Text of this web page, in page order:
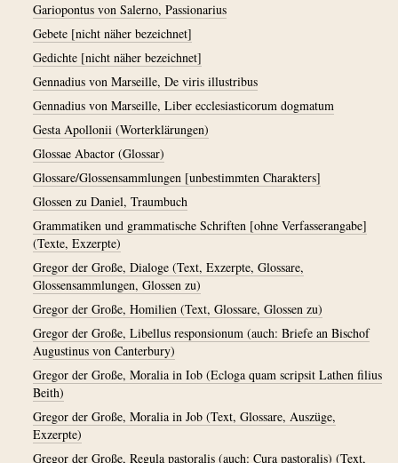
Gariopontus von Salerno, Passionarius
Gebete [nicht näher bezeichnet]
Gedichte [nicht näher bezeichnet]
Gennadius von Marseille, De viris illustribus
Gennadius von Marseille, Liber ecclesiasticorum dogmatum
Gesta Apollonii (Worterklärungen)
Glossae Abactor (Glossar)
Glossare/Glossensammlungen [unbestimmten Charakters]
Glossen zu Daniel, Traumbuch
Grammatiken und grammatische Schriften [ohne Verfasserangabe]
(Texte, Exzerpte)
Gregor der Große, Dialoge (Text, Exzerpte, Glossare,
Glossensammlungen, Glossen zu)
Gregor der Große, Homilien (Text, Glossare, Glossen zu)
Gregor der Große, Libellus responsionum (auch: Briefe an Bischof
Augustinus von Canterbury)
Gregor der Große, Moralia in Iob (Ecloga quam scripsit Lathen filius
Beith)
Gregor der Große, Moralia in Job (Text, Glossare, Auszüge,
Exzerpte)
Gregor der Große, Regula pastoralis (auch: Cura pastoralis) (Text,